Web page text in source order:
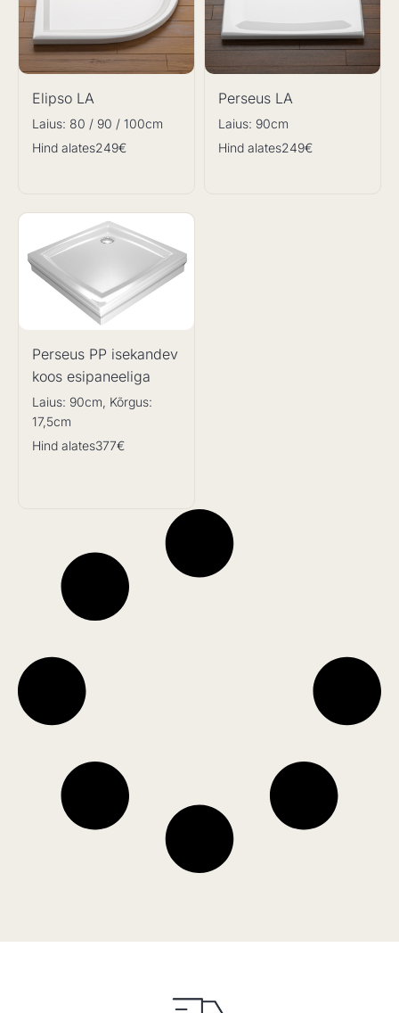
Elipso LA
Laius: 80 / 90 / 100cm
Hind alates249€
Perseus LA
Laius: 90cm
Hind alates249€
Perseus PP isekandev
koos esipaneeliga
Laius: 90cm, Kõrgus:
17,5cm
Hind alates377€